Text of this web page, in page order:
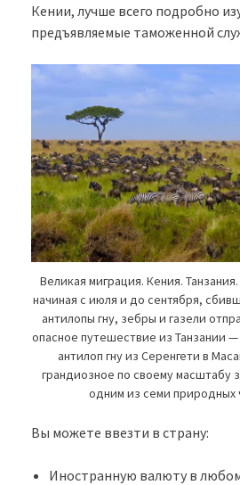
Кении, лучше всего подробно
предъявляемые таможенной
Великая миграция. Кения.
начиная с июля и до сентября,
антилопы гну, зебры и газели
опасное путешествие из Танзании
антилоп гну из Серенгети в
грандиозное по своему масштабу
одним из семи природных
Вы можете ввезти в страну:
Иностранную валюту в